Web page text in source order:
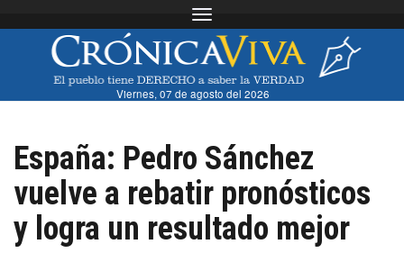
Toggle navigation
Viernes, 07 de agosto del 2026
España: Pedro Sánchez
vuelve a rebatir pronósticos
y logra un resultado mejor